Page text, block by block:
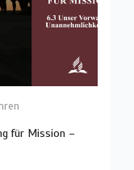
für Mission –